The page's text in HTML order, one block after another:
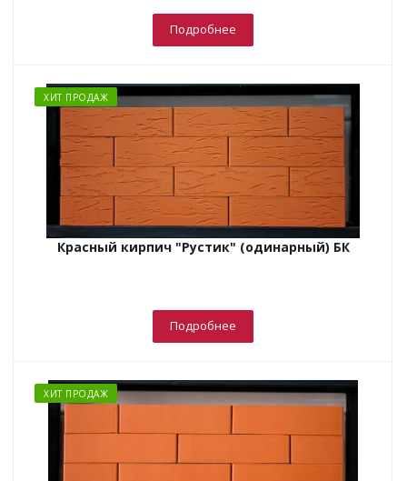
Подробнее
ХИТ ПРОДАЖ
Красный кирпич "Рустик" (одинарный) БК
Подробнее
ХИТ ПРОДАЖ